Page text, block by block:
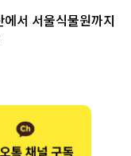
서 서울식물원까지